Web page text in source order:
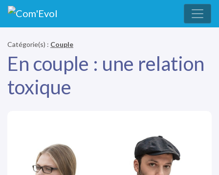
Catégorie(s) : Couple
En couple : une relation
toxique